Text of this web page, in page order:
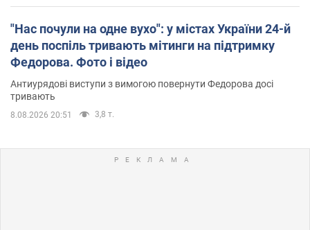
"Нас почули на одне вухо": у містах України 24-й
день поспіль тривають мітинги на підтримку
Федорова. Фото і відео
Антиурядові виступи з вимогою повернути Федорова досі
тривають
8.08.2026 20:51 3,8 т.